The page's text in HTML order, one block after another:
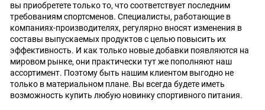
вы приобретете только то, что соответствует последним
требованиям спортсменов. Специалисты, работающие в
компаниях-производителях, регулярно вносят изменения в
составы выпускаемых продуктов с целью повысить их
эффективность. И как только новые добавки появляются на
мировом рынке, они практически тут же пополняют наш
ассортимент. Поэтому быть нашим клиентом выгодно не
только в материальном плане. Вы всегда будете иметь
возможность купить любую новинку спортивного питания.